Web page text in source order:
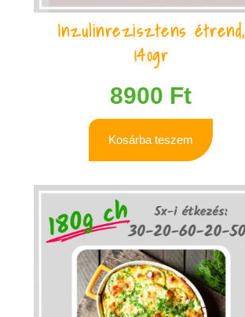
Inzulinrezisztens étrend,
140gr
8900 Ft
Kosárba teszem